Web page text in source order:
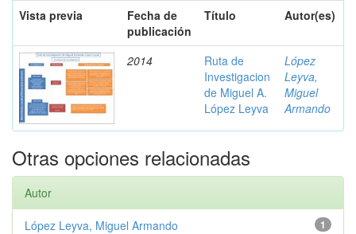
Vista previa
Fecha de
publicación
Título Autor(es)
2014
Ruta de
Investigacion
de Miguel A.
López Leyva
López
Leyva,
Miguel
Armando
Otras opciones relacionadas
Autor
1
López Leyva, Miguel Armando